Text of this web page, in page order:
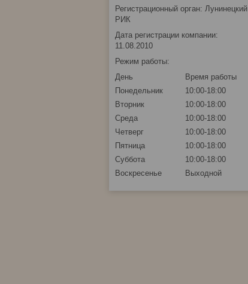
Регистрационный орган: Лунинецкий
РИК
Дата регистрации компании:
11.08.2010
Режим работы:
День
Время работы
Понедельник
10:00-18:00
Вторник
10:00-18:00
Среда
10:00-18:00
Четверг
10:00-18:00
Пятница
10:00-18:00
Суббота
10:00-18:00
Воскресенье
Выходной